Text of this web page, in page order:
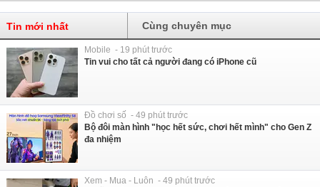
Tin mới nhất Cùng chuyên mục
Mobile - 19 phút trước
Tin vui cho tất cả người đang có iPhone cũ
Đồ chơi số - 49 phút trước
Bộ đôi màn hình "học hết sức, chơi hết mình" cho Gen Z
đa nhiệm
Xem - Mua - Luôn - 49 phút trước